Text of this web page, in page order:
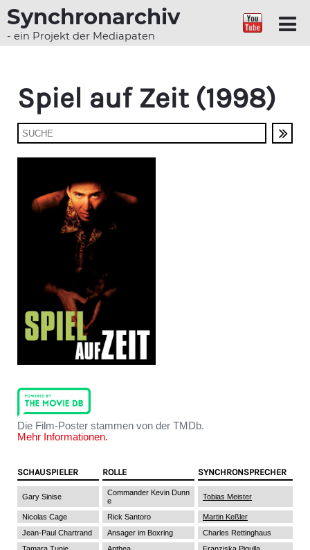
Synchronarchiv
- ein Projekt der Mediapaten
Spiel auf Zeit (1998)
Die Film-Poster stammen von der TMDb.
Mehr Informationen.
SCHAUSPIELER ROLLE SYNCHRONSPRECHER
Gary Sinise
Commander Kevin Dunn
e
Tobias Meister
Nicolas Cage Rick Santoro
Martin Keßler
Jean-Paul Chartrand
Ansager im Boxring
Charles Rettinghaus